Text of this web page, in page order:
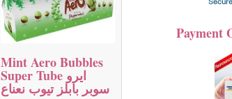
Mint Aero Bubbles
Super Tube ايرو
سوبر بابلز تيوب نعناع